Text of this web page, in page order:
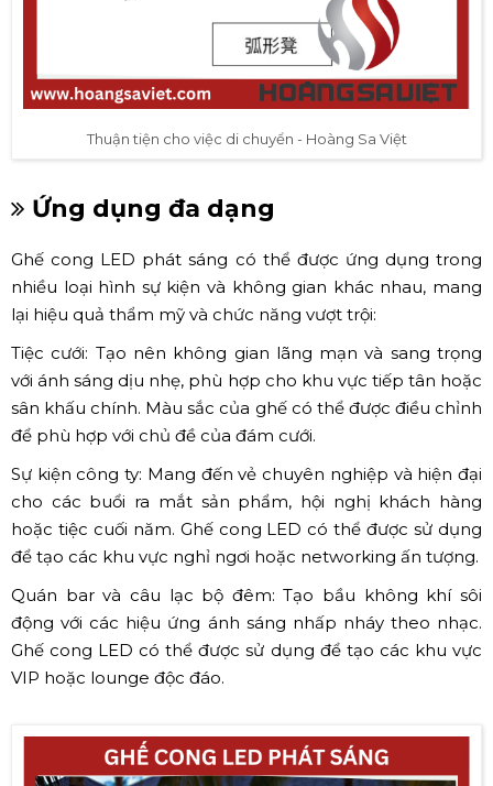
Thuận tiện cho việc di chuyển - Hoàng Sa Việt
Ứng dụng đa dạng
Ghế cong LED phát sáng có thể được ứng dụng trong
nhiều loại hình sự kiện và không gian khác nhau, mang
lại hiệu quả thẩm mỹ và chức năng vượt trội:
Tiệc cưới: Tạo nên không gian lãng mạn và sang trọng
với ánh sáng dịu nhẹ, phù hợp cho khu vực tiếp tân hoặc
sân khấu chính. Màu sắc của ghế có thể được điều chỉnh
để phù hợp với chủ đề của đám cưới.
Sự kiện công ty: Mang đến vẻ chuyên nghiệp và hiện đại
cho các buổi ra mắt sản phẩm, hội nghị khách hàng
hoặc tiệc cuối năm. Ghế cong LED có thể được sử dụng
để tạo các khu vực nghỉ ngơi hoặc networking ấn tượng.
Quán bar và câu lạc bộ đêm: Tạo bầu không khí sôi
động với các hiệu ứng ánh sáng nhấp nháy theo nhạc.
Ghế cong LED có thể được sử dụng để tạo các khu vực
VIP hoặc lounge độc đáo.